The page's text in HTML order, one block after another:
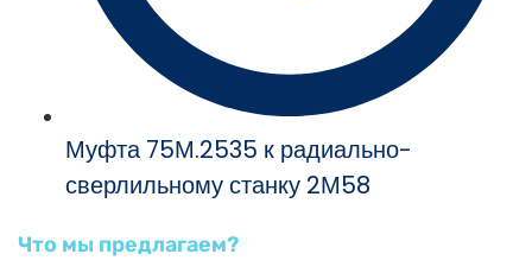
Муфта 75М.2535 к радиально-
сверлильному станку 2М58
Что мы предлагаем?